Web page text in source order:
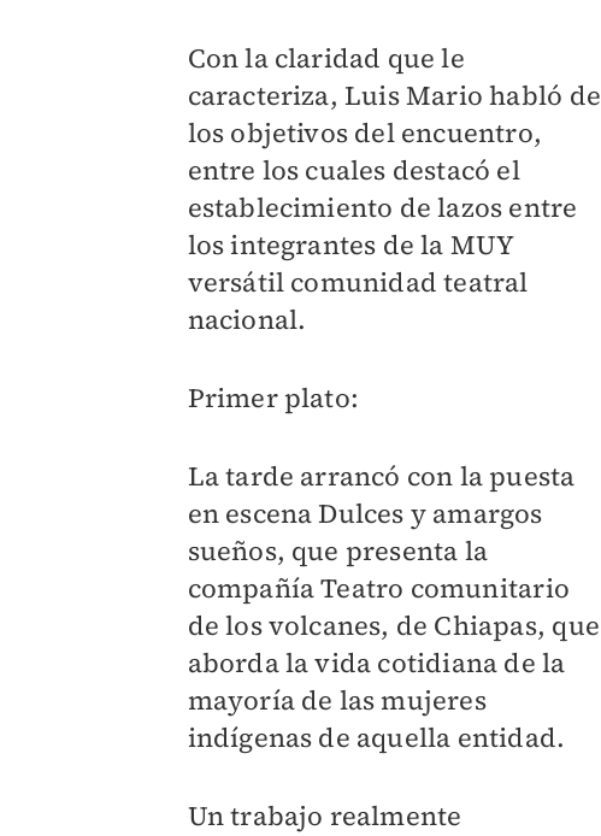
Con la claridad que le
caracteriza, Luis Mario habló de
los objetivos del encuentro,
entre los cuales destacó el
establecimiento de lazos entre
los integrantes de la MUY
versátil comunidad teatral
nacional.
Primer plato:
La tarde arrancó con la puesta
en escena Dulces y amargos
sueños, que presenta la
compañía Teatro comunitario
de los volcanes, de Chiapas, que
aborda la vida cotidiana de la
mayoría de las mujeres
indígenas de aquella entidad.
Un trabajo realmente